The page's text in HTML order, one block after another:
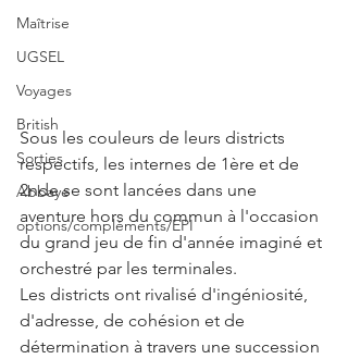
Maîtrise
UGSEL
Voyages
British
Sorties
Abbaye
options/compléments/EPI
Sous les couleurs de leurs districts
respectifs, les internes de 1ère et de
2nde se sont lancées dans une
aventure hors du commun à l'occasion
du grand jeu de fin d'année imaginé et
orchestré par les terminales.
Les districts ont rivalisé d'ingéniosité,
d'adresse, de cohésion et de
détermination à travers une succession